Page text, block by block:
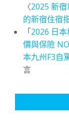
〈2025 新
的新宿住宿
「2026 日
價與保險
本九州F3自
言